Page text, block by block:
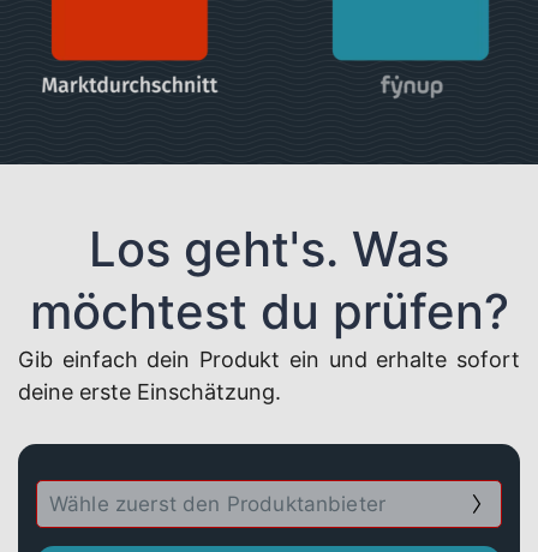
Los geht's. Was
möchtest du prüfen?
Gib einfach dein Produkt ein und erhalte sofort
deine erste Einschätzung.